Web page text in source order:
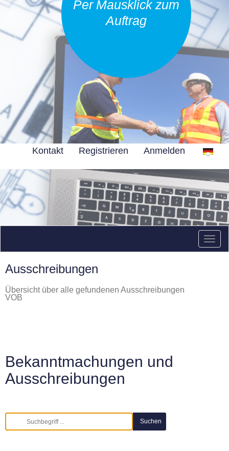
Per Mausklick zum
Auftrag
Kontakt Registrieren Anmelden
Ausschreibungen
Übersicht über alle gefundenen Ausschreibungen
VOB
Bekanntmachungen und
Ausschreibungen